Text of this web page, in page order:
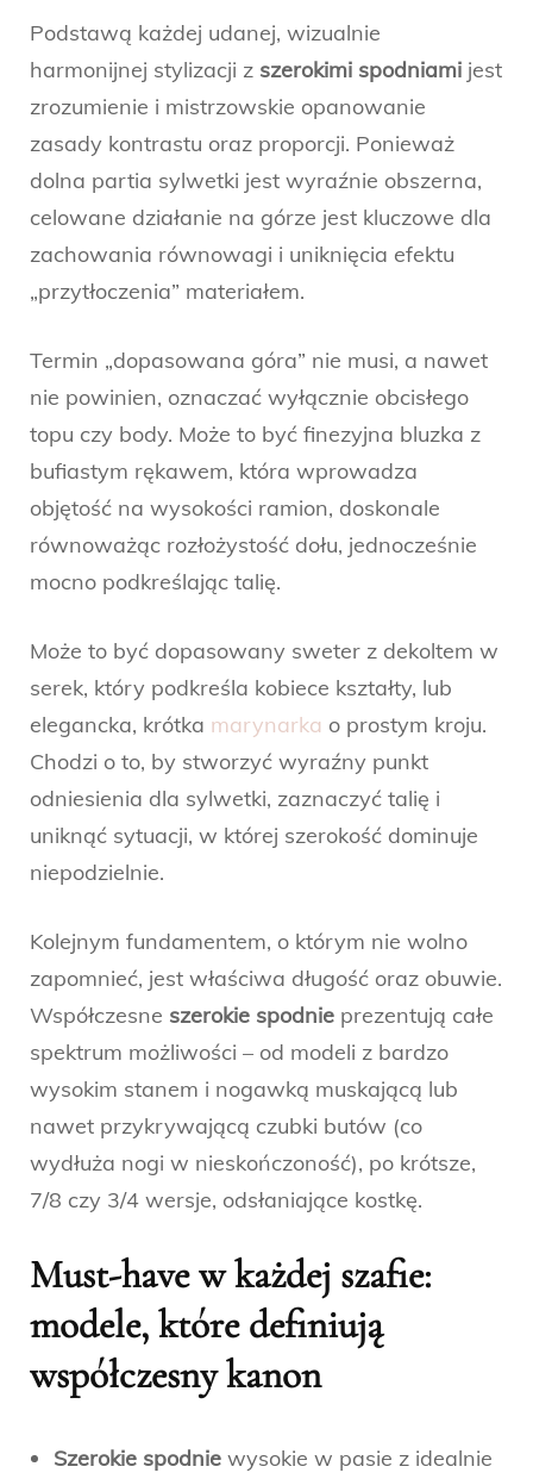
Podstawą każdej udanej, wizualnie
harmonijnej stylizacji z szerokimi spodniami jest
zrozumienie i mistrzowskie opanowanie
zasady kontrastu oraz proporcji. Ponieważ
dolna partia sylwetki jest wyraźnie obszerna,
celowane działanie na górze jest kluczowe dla
zachowania równowagi i uniknięcia efektu
„przytłoczenia” materiałem.
Termin „dopasowana góra” nie musi, a nawet
nie powinien, oznaczać wyłącznie obcisłego
topu czy body. Może to być finezyjna bluzka z
bufiastym rękawem, która wprowadza
objętość na wysokości ramion, doskonale
równoważąc rozłożystość dołu, jednocześnie
mocno podkreślając talię.
Może to być dopasowany sweter z dekoltem w
serek, który podkreśla kobiece kształty, lub
elegancka, krótka marynarka o prostym kroju.
Chodzi o to, by stworzyć wyraźny punkt
odniesienia dla sylwetki, zaznaczyć talię i
uniknąć sytuacji, w której szerokość dominuje
niepodzielnie.
Kolejnym fundamentem, o którym nie wolno
zapomnieć, jest właściwa długość oraz obuwie.
Współczesne szerokie spodnie prezentują całe
spektrum możliwości – od modeli z bardzo
wysokim stanem i nogawką muskającą lub
nawet przykrywającą czubki butów (co
wydłuża nogi w nieskończoność), po krótsze,
7/8 czy 3/4 wersje, odsłaniające kostkę.
Must-have w każdej szafie:
modele, które definiują
współczesny kanon
Szerokie spodnie wysokie w pasie z idealnie